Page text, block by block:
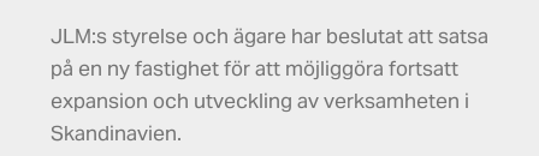
JLM:s styrelse och ägare har beslutat att satsa
på en ny fastighet för att möjliggöra fortsatt
expansion och utveckling av verksamheten i
Skandinavien.